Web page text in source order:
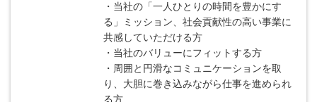
・当社の「一人ひとりの時間を豊かにす
る」ミッション、社会貢献性の高い事業に
共感していただける方
・当社のバリューにフィットする方
・周囲と円滑なコミュニケーションを取
り、大胆に巻き込みながら仕事を進められ
る方